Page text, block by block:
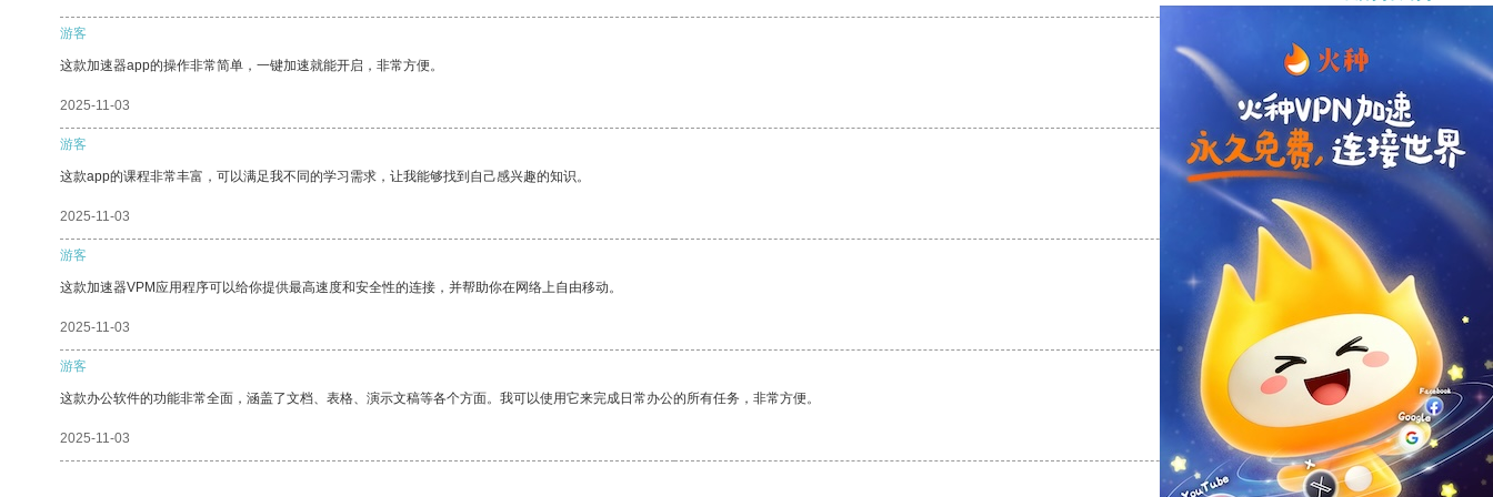
游客
这款加速器app的操作非常简单，一键加速就能开启，非常方便。
2025-11-03 支持[0] 反对
游客
这款app的课程非常丰富，可以满足我不同的学习需求，让我能够找到自己感兴趣的知识。
2025-11-03 支持
游客
这款加速器VPM应用程序可以给你提供最高速度和安全性的连接，并帮助你在网络上自由移动。
2025-11-03 反对 [0]
游客
这款办公软件的功能非常全面，涵盖了文档、表格、演示文稿等各个方面。我可以使用它来完成日常办公的所有任务，非常方便。
2025-11-03 支持[0] 反对[0]